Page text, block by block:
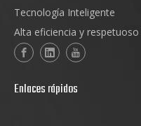
Tecnología Inteligente
Alta eficiencia y
Enlaces rápidos